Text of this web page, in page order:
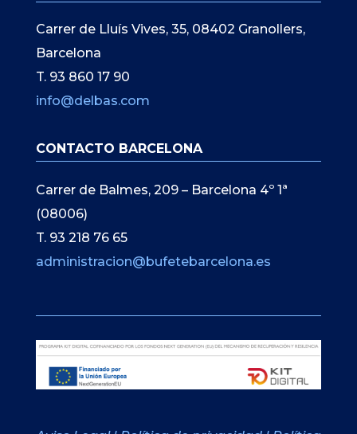
Carrer de Lluís Vives, 35, 08402 Granollers,
Barcelona
T. 93 860 17 90
info@delbas.com
CONTACTO BARCELONA
Carrer de Balmes, 209 – Barcelona 4º 1ª
(08006)
T. 93 218 76 65
administracion@bufetebarcelona.es